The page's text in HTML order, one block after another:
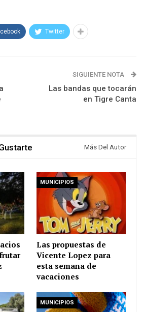
Twitter
SIGUIENTE NOTA
Las bandas que tocarán
en Tigre Canta
Más Del Autor
MUNICIPIOS
Las propuestas de
Vicente Lopez para
esta semana de
vacaciones
MUNICIPIOS